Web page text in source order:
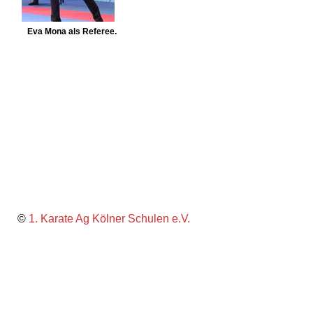
Eva Mona als Referee.
© 1. Karate Ag Kölner Schulen e.V.